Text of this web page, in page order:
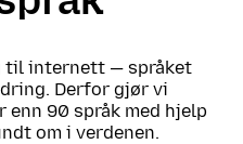
til internett — språket
Derfor gjør vi
90 språk med hjelp
om i verdenen.